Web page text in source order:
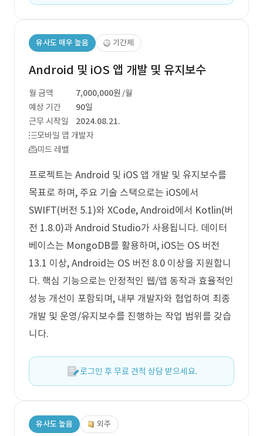
유사도 매우 높음 기간제
Android 및 iOS 앱 개발 및 유지보수
월 금액 7,000,000원 /월
예상 기간
90일
근무 시작일
2024.08.21.
모바일 앱 개발자
미드 레벨
프로젝트는 Android 및 iOS 앱 개발 및 유지보수를
목표로 하며, 주요 기술 스택으로는 iOS에서
SWIFT(버전 5.1)와 XCode, Android에서 Kotlin(버
전 1.8.0)과 Android Studio가 사용됩니다. 데이터
베이스는 MongoDB를 활용하며, iOS는 OS 버전
13.1 이상, Android는 OS 버전 8.0 이상을 지원합니
다. 핵심 기능으로는 안정적인 웹/앱 동작과 효율적인
성능 개선이 포함되며, 내부 개발자와 협업하여 최종
개발 및 운영/유지보수를 진행하는 작업 범위를 갖습
니다.
로그인 후 무료 견적 상담 받으세요.
유사도 높음 외주